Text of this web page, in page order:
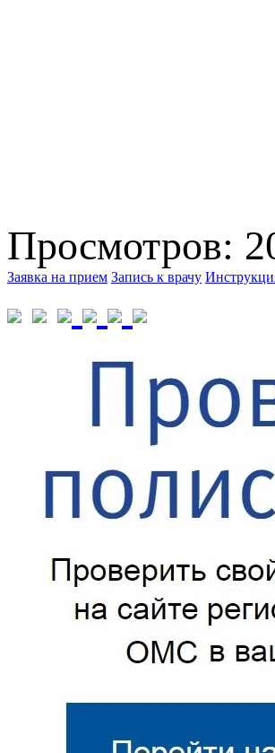
Просмотров:
Заявка на прием Запись к врачу